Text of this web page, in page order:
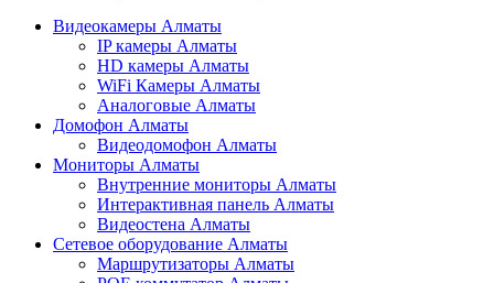
Видеокамеры Алматы
IP камеры Алматы
HD камеры Алматы
WiFi Камеры Алматы
Аналоговые Алматы
Домофон Алматы
Видеодомофон Алматы
Мониторы Алматы
Внутренние мониторы Алматы
Интерактивная панель Алматы
Видеостена Алматы
Сетевое оборудование Алматы
Маршрутизаторы Алматы